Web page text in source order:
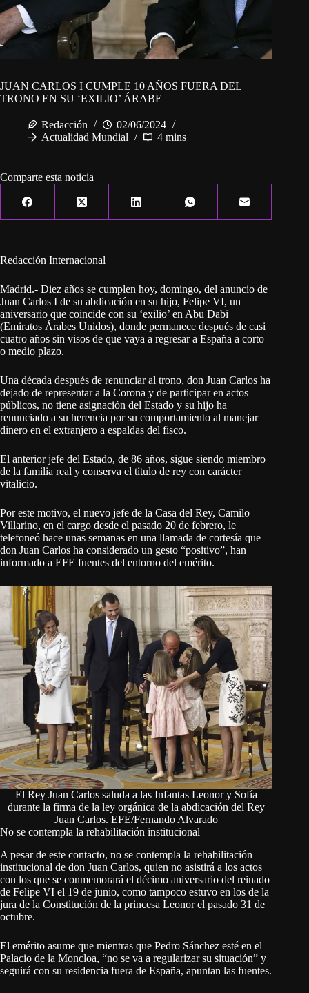
JUAN CARLOS I CUMPLE 10 AÑOS FUERA DEL
TRONO EN SU ‘EXILIO’ ÁRABE
Redacción
02/06/2024
Actualidad Mundial
4 mins
Comparte esta noticia
Redacción Internacional
Madrid.- Diez años se cumplen hoy, domingo, del anuncio de
Juan Carlos I de su abdicación en su hijo, Felipe VI, un
aniversario que coincide con su ‘exilio’ en Abu Dabi
(Emiratos Árabes Unidos), donde permanece después de casi
cuatro años sin visos de que vaya a regresar a España a corto
o medio plazo.
Una década después de renunciar al trono, don Juan Carlos ha
dejado de representar a la Corona y de participar en actos
públicos, no tiene asignación del Estado y su hijo ha
renunciado a su herencia por su comportamiento al manejar
dinero en el extranjero a espaldas del fisco.
El anterior jefe del Estado, de 86 años, sigue siendo miembro
de la familia real y conserva el título de rey con carácter
vitalicio.
Por este motivo, el nuevo jefe de la Casa del Rey, Camilo
Villarino, en el cargo desde el pasado 20 de febrero, le
telefoneó hace unas semanas en una llamada de cortesía que
don Juan Carlos ha considerado un gesto “positivo”, han
informado a EFE fuentes del entorno del emérito.
El Rey Juan Carlos saluda a las Infantas Leonor y Sofía
durante la firma de la ley orgánica de la abdicación del Rey
Juan Carlos. EFE/Fernando Alvarado
No se contempla la rehabilitación institucional
A pesar de este contacto, no se contempla la rehabilitación
institucional de don Juan Carlos, quien no asistirá a los actos
con los que se conmemorará el décimo aniversario del reinado
de Felipe VI el 19 de junio, como tampoco estuvo en los de la
jura de la Constitución de la princesa Leonor el pasado 31 de
octubre.
El emérito asume que mientras que Pedro Sánchez esté en el
Palacio de la Moncloa, “no se va a regularizar su situación” y
seguirá con su residencia fuera de España, apuntan las fuentes.